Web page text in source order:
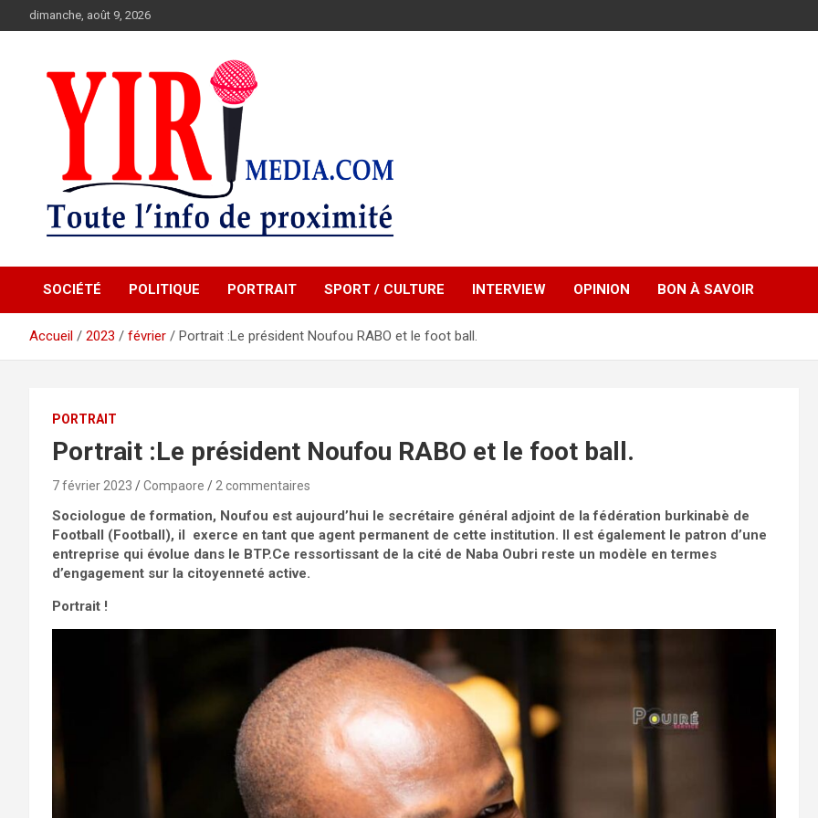
au
dimanche, août 9, 2026
YIRIMEDIA
SOCIÉTÉ POLITIQUE PORTRAIT SPORT / CULTURE INTERVIEW OPINION BON À SAVOIR
Accueil 2023 février Portrait :Le président Noufou RABO et le foot ball.
PORTRAIT
Portrait :Le président Noufou RABO et le foot ball.
7 février 2023 Compaore 2 commentaires
Sociologue de formation, Noufou est aujourd’hui le secrétaire général adjoint de la fédération burkinabè de
Football (Football), il exerce en tant que agent permanent de cette institution. Il est également le patron d’une
entreprise qui évolue dans le BTP.Ce ressortissant de la cité de Naba Oubri reste un modèle en termes
d’engagement sur la citoyenneté active.
Portrait !